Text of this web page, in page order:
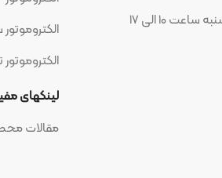
الکتروموتور سه فاز
الکتروموتور تک فاز
لینکهای مفید
مقالات محصولات